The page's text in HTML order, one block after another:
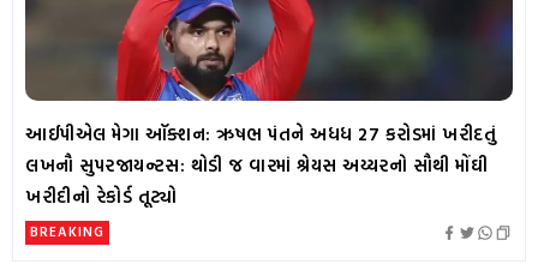
આઈપીએલ મેગા ઑક્શન: ઋષભ પંતને અધધ 27 કરોડમાં ખરીદતું
લખનૌ સુપરજાયન્ટસ: થોડી જ વારમાં શ્રેયસ અય્યરનો સૌથી મોંઘી
ખરીદીનો રેકોર્ડ તૂટ્યો
BREAKING